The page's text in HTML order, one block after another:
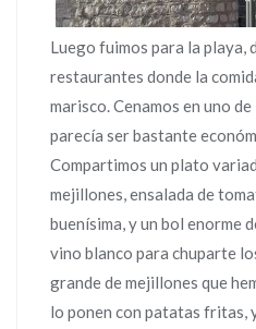
Luego fuimos para la playa,
restaurantes donde la
marisco. Cenamos en uno
parecía ser bastante
Compartimos un plato
mejillones, ensalada de
buenísima, y un bol enorme
vino blanco para chuparte
grande de mejillones que
lo ponen con patatas fritas,